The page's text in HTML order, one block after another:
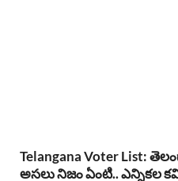
Telangana Voter List:
అసలు నిజం ఏంటి.. ఎన్నికల